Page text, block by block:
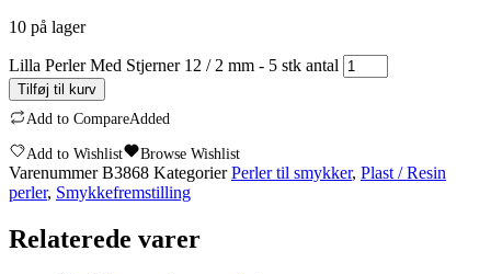
10 på lager
Lilla Perler Med Stjerner 12 / 2 mm - 5 stk antal
Tilføj til kurv
Add to CompareAdded
Add to Wishlist Browse Wishlist
VarenummerB3868 Kategorier Perler til smykker, Plast / Resin
perler, Smykkefremstilling
Relaterede varer